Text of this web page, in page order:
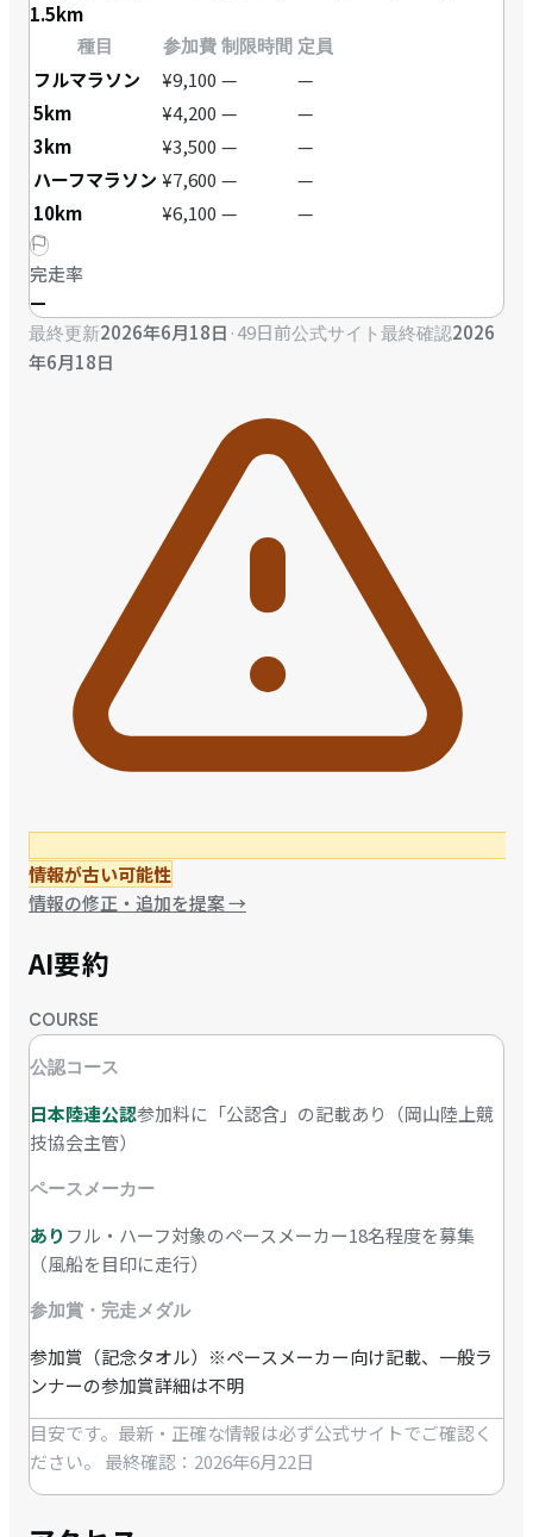
1.5km
種目 参加費 制限時間 定員
フルマラソン ¥9,100 —
—
5km
¥4,200 —
—
3km
¥3,500 —
—
ハーフマラソン ¥7,600 —
—
10km
¥6,100 — —
完走率
—
最終更新2026年6月18日 ·49日前公式サイト最終確認2026
年6月18日
情報が古い可能性
情報の修正・追加を提案→
AI要約
COURSE
公認コース
日本陸連公認参加料に「公認含」の記載あり（岡山陸上競
技協会主管）
ペースメーカー
あり フル・ハーフ対象のペースメーカー18名程度を募集
（風船を目印に走行）
参加賞・完走メダル
参加賞（記念タオル）※ペースメーカー向け記載、一般ラ
ンナーの参加賞詳細は不明
目安です。最新・正確な情報は必ず公式サイトでご確認く
ださい。
最終確認：2026年6月22日